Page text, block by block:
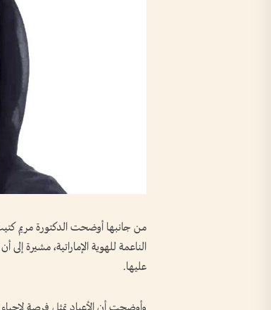
من جانبها أوضحت الدكتورة مريم
الناعمة للهوية الإماراتية، مشيرة
عليها.